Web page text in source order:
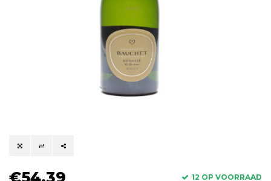
€54,39 12 OP VOORRAAD